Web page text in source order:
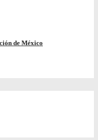
de México